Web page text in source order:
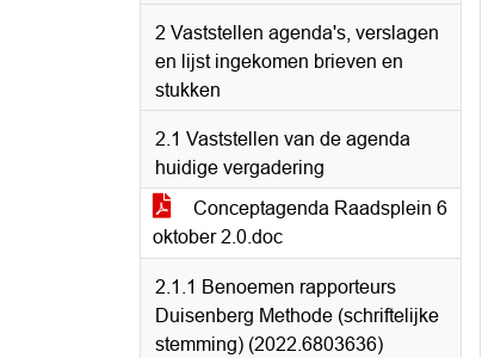
2 Vaststellen agenda's, verslagen
en lijst ingekomen brieven en
stukken
2.1 Vaststellen van de agenda
huidige vergadering
Conceptagenda Raadsplein 6
oktober 2.0.doc
2.1.1 Benoemen rapporteurs
Duisenberg Methode (schriftelijke
stemming) (2022.6803636)